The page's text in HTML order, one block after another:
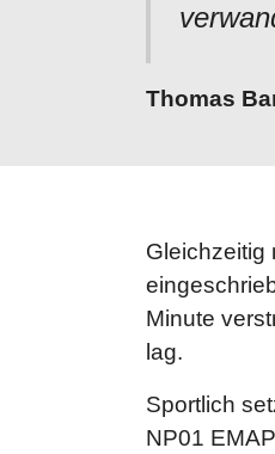
Thomas
Gleichzeitig
Minute
lag.
Sportlich
NP01